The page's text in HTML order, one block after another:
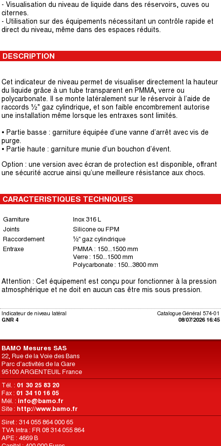
- Visualisation du niveau de liquide dans des réservoirs, cuves ou
citernes.
- Utilisation sur des équipements nécessitant un contrôle rapide et
direct du niveau, même dans des espaces réduits.
DESCRIPTION
Cet indicateur de niveau permet de visualiser directement la hauteur
du liquide grâce à un tube transparent en PMMA, verre ou
polycarbonate. Il se monte latéralement sur le réservoir à l’aide de
raccords ½" gaz cylindrique, et son faible encombrement autorise
une installation même lorsque les entraxes sont limités.
• Partie basse : garniture équipée d’une vanne d’arrêt avec vis de
purge.
• Partie haute : garniture munie d’un bouchon d’évent.
Option : une version avec écran de protection est disponible, offrant
une sécurité accrue ainsi qu’une meilleure résistance aux chocs.
CARACTERISTIQUES TECHNIQUES
Garniture
Inox 316 L
Joints
Silicone ou FPM
Raccordement
½" gaz cylindrique
Entraxe
PMMA : 150...1500 mm
Verre : 150...1500 mm
Polycarbonate : 150...3800 mm
Attention : Cet équipement est conçu pour fonctionner à la pression
atmosphérique et ne doit en aucun cas être mis sous pression.
Catalogue Général 574-01
08/07/2026 16:45
Indicateur de niveau latéral
GNR 4
BAMO Mesures SAS
22, Rue de la Voie des Bans
Parc d'activités de la Gare
95100 ARGENTEUIL France
Tél. : 01 30 25 83 20
Fax : 01 34 10 16 05
Mél. : info@bamo.fr
Site : http://www.bamo.fr
Siret : 314 055 864 000 65
TVA Intra : FR 08 314 055 864
APE : 4669 B